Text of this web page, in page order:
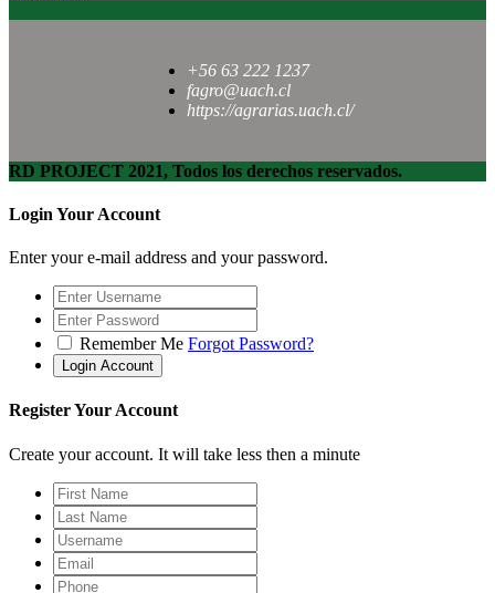
+56 63 222 1237
fagro@uach.cl
https://agrarias.uach.cl/
RD PROJECT 2021, Todos los derechos reservados.
Login Your Account
Enter your e-mail address and your password.
Remember Me Forgot Password?
Register Your Account
Create your account. It will take less then a minute